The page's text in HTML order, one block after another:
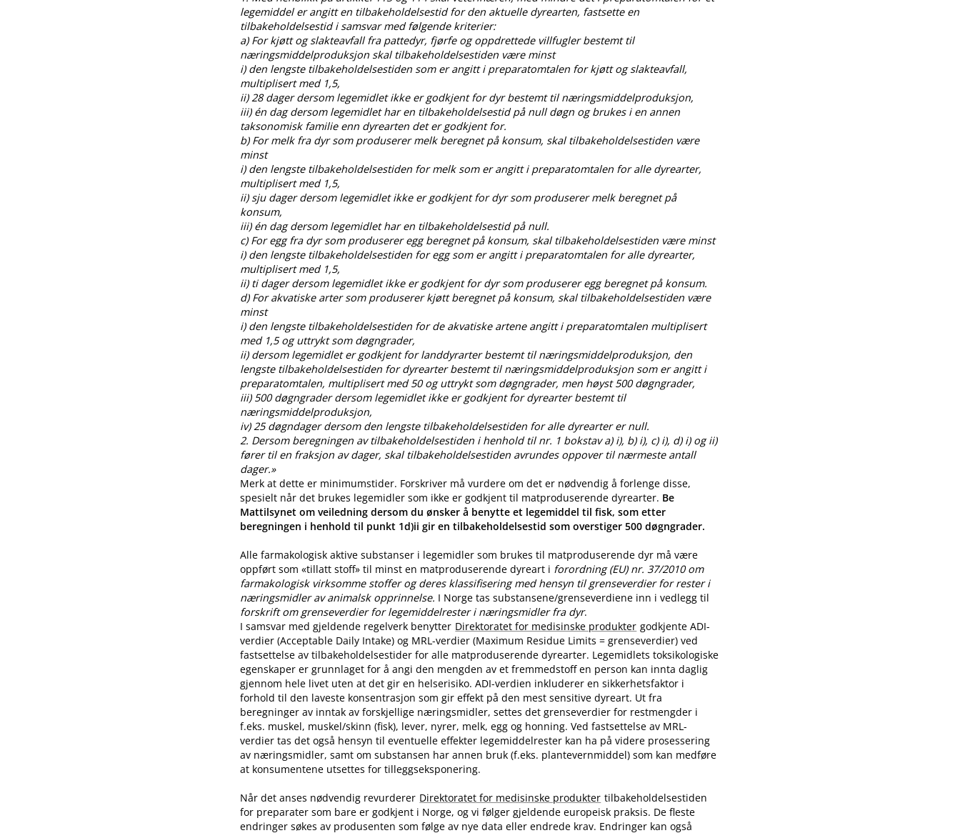
legemiddel er angitt en tilbakeholdelsestid for den aktuelle dyrearten, fastsette en
tilbakeholdelsestid i samsvar med følgende kriterier:
a) For kjøtt og slakteavfall fra pattedyr, fjørfe og oppdrettede villfugler bestemt til
næringsmiddelproduksjon skal tilbakeholdelsestiden være minst
i) den lengste tilbakeholdelsestiden som er angitt i preparatomtalen for kjøtt og slakteavfall,
multiplisert med 1,5,
ii) 28 dager dersom legemidlet ikke er godkjent for dyr bestemt til næringsmiddelproduksjon,
iii) én dag dersom legemidlet har en tilbakeholdelsestid på null døgn og brukes i en annen
taksonomisk familie enn dyrearten det er godkjent for.
b) For melk fra dyr som produserer melk beregnet på konsum, skal tilbakeholdelsestiden være
minst
i) den lengste tilbakeholdelsestiden for melk som er angitt i preparatomtalen for alle dyrearter,
multiplisert med 1,5,
ii) sju dager dersom legemidlet ikke er godkjent for dyr som produserer melk beregnet på
konsum,
iii) én dag dersom legemidlet har en tilbakeholdelsestid på null.
c) For egg fra dyr som produserer egg beregnet på konsum, skal tilbakeholdelsestiden være minst
i) den lengste tilbakeholdelsestiden for egg som er angitt i preparatomtalen for alle dyrearter,
multiplisert med 1,5,
ii) ti dager dersom legemidlet ikke er godkjent for dyr som produserer egg beregnet på konsum.
d) For akvatiske arter som produserer kjøtt beregnet på konsum, skal tilbakeholdelsestiden være
minst
i) den lengste tilbakeholdelsestiden for de akvatiske artene angitt i preparatomtalen multiplisert
med 1,5 og uttrykt som døgngrader,
ii) dersom legemidlet er godkjent for landdyrarter bestemt til næringsmiddelproduksjon, den
lengste tilbakeholdelsestiden for dyrearter bestemt til næringsmiddelproduksjon som er angitt i
preparatomtalen, multiplisert med 50 og uttrykt som døgngrader, men høyst 500 døgngrader,
iii) 500 døgngrader dersom legemidlet ikke er godkjent for dyrearter bestemt til
næringsmiddelproduksjon,
iv) 25 døgndager dersom den lengste tilbakeholdelsestiden for alle dyrearter er null.
2. Dersom beregningen av tilbakeholdelsestiden i henhold til nr. 1 bokstav a) i), b) i), c) i), d) i) og ii)
fører til en fraksjon av dager, skal tilbakeholdelsestiden avrundes oppover til nærmeste antall
dager.»
Merk at dette er minimumstider. Forskriver må vurdere om det er nødvendig å forlenge disse,
spesielt når det brukes legemidler som ikke er godkjent til matproduserende dyrearter. Be
Mattilsynet om veiledning dersom du ønsker å benytte et legemiddel til fisk, som etter
beregningen i henhold til punkt 1d)ii gir en tilbakeholdelsestid som overstiger 500 døgngrader.
Alle farmakologisk aktive substanser i legemidler som brukes til matproduserende dyr må være
oppført som «tillatt stoff» til minst en matproduserende dyreart i forordning (EU) nr. 37/2010 om
farmakologisk virksomme stoffer og deres klassifisering med hensyn til grenseverdier for rester i
næringsmidler av animalsk opprinnelse. I Norge tas substansene​/​grenseverdiene inn i vedlegg til
forskrift om grenseverdier for legemiddelrester i næringsmidler fra dyr.
I samsvar med gjeldende regelverk benytter Direktoratet for medisinske produkter godkjente ADI-
verdier (Acceptable Daily Intake) og MRL-verdier (Maximum Residue Limits = grenseverdier) ved
fastsettelse av tilbakeholdelsestider for alle matproduserende dyrearter. Legemidlets toksikologiske
egenskaper er grunnlaget for å angi den mengden av et fremmedstoff en person kan innta daglig
gjennom hele livet uten at det gir en helserisiko. ADI-verdien inkluderer en sikkerhetsfaktor i
forhold til den laveste konsentrasjon som gir effekt på den mest sensitive dyreart. Ut fra
beregninger av inntak av forskjellige næringsmidler, settes det grenseverdier for restmengder i
f.eks. muskel, muskel​/​skinn (fisk), lever, nyrer, melk, egg og honning. Ved fastsettelse av MRL-
verdier tas det også hensyn til eventuelle effekter legemiddelrester kan ha på videre prosessering
av næringsmidler, samt om substansen har annen bruk (f.eks. plantevernmiddel) som kan medføre
at konsumentene utsettes for tilleggseksponering.
Når det anses nødvendig revurderer Direktoratet for medisinske produkter tilbakeholdelsestiden
for preparater som bare er godkjent i Norge, og vi følger gjeldende europeisk praksis. De fleste
endringer søkes av produsenten som følge av nye data eller endrede krav. Endringer kan også